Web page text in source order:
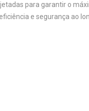
para garantir o
e segurança ao